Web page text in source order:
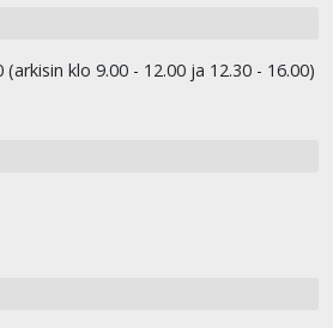
klo 9.00 - 12.00 ja 12.30 - 16.00)